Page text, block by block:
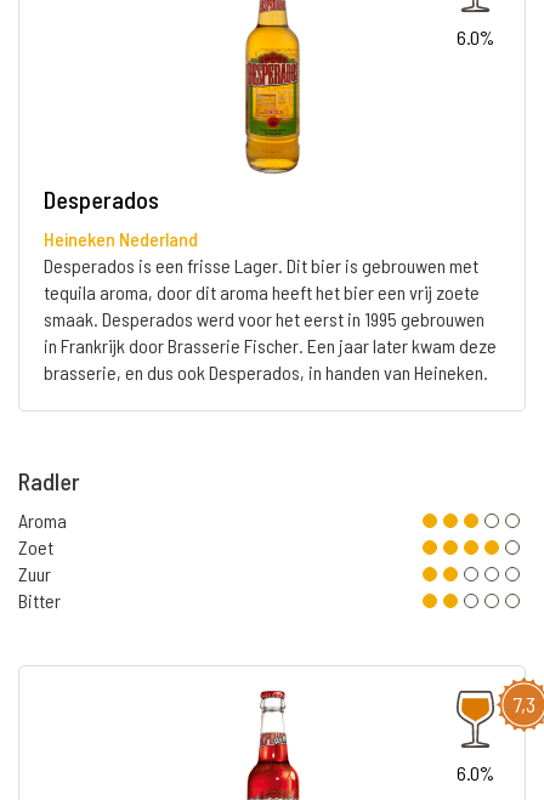
6.0%
Desperados
Heineken Nederland
Desperados is een frisse Lager. Dit bier is gebrouwen met
tequila aroma, door dit aroma heeft het bier een vrij zoete
smaak. Desperados werd voor het eerst in 1995 gebrouwen
in Frankrijk door Brasserie Fischer. Een jaar later kwam deze
brasserie, en dus ook Desperados, in handen van Heineken.
Radler
Aroma
Zoet
Zuur
Bitter
7,3
6.0%